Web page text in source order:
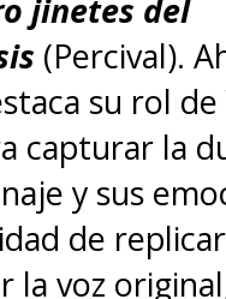
jinetes del
(Percival).
su rol de
capturar la
y sus
de
la voz